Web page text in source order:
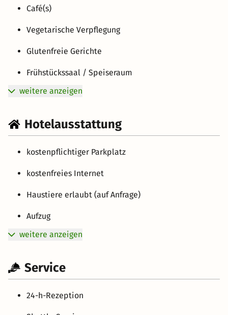
Café(s)
Vegetarische Verpflegung
Glutenfreie Gerichte
Frühstückssaal / Speiseraum
weitere anzeigen
Hotelausstattung
kostenpflichtiger Parkplatz
kostenfreies Internet
Haustiere erlaubt (auf Anfrage)
Aufzug
weitere anzeigen
Service
24-h-Rezeption